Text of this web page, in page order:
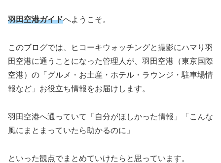
羽田空港ガイドへようこそ。
このブログでは、ヒコーキウォッチングと撮影にハマり羽
田空港に通うことになった管理人が、羽田空港（東京国際
空港）の「グルメ・お土産・ホテル・ラウンジ・駐車場情
報など」お役立ち情報をお届けします。
羽田空港へ通っていて「自分がほしかった情報」「こんな
風にまとまっていたら助かるのに」
といった観点でまとめていけたらと思っています。